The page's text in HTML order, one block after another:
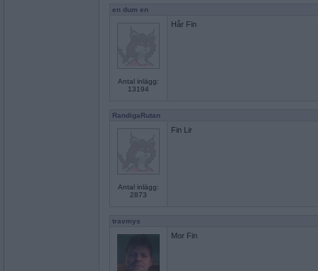
en dum en
Antal inlägg:
13194
Hår Fin
RandigaRutan
Antal inlägg:
2873
Fin Lir
travmys
Mor Fin